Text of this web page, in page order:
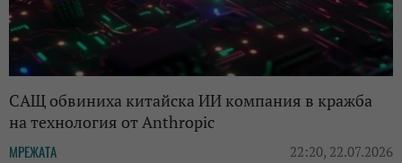
САЩ обвиниха китайска ИИ компания в кражба
на технология от Anthropic
МРЕЖАТА 22:20, 22.07.2026